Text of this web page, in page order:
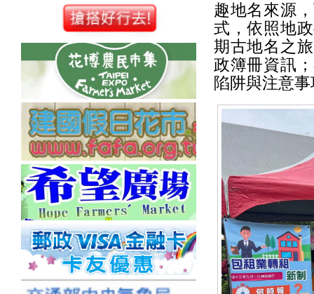
趣地名來源
式，依照地
期古地名之
政簿冊資訊
陷阱與注意